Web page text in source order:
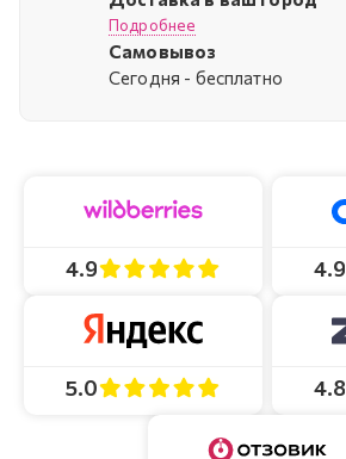
Подробнее
Самовывоз
Cегодня - бесплатно
4.9 4.9
5.0 4.8